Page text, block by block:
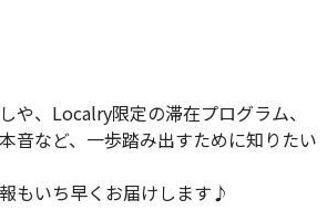
や、Localry限定の滞在プログラム、
音など、一歩踏み出すために知りたい
もいち早くお届けします♪